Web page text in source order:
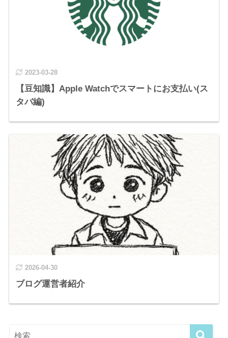
2023-03-28
【豆知識】Apple Watchでスマートにお支払い(ス
タバ編)
2026-04-30
ブログ運営者紹介